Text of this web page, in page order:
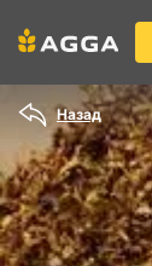
Назад